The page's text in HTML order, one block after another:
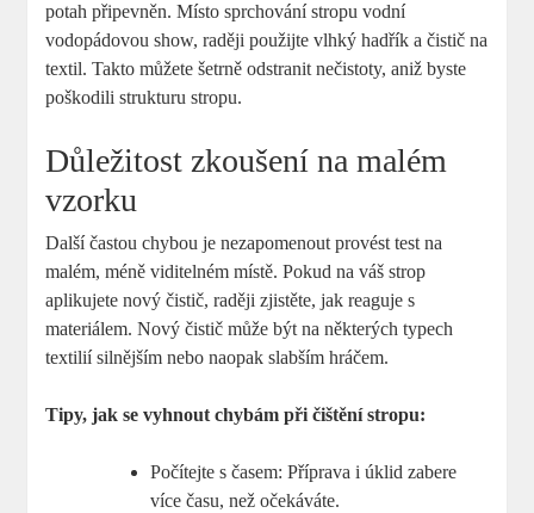
potah připevněn. Místo sprchování stropu vodní
vodopádovou show, raději použijte vlhký hadřík a čistič na
textil. Takto můžete šetrně odstranit nečistoty, aniž byste
poškodili strukturu stropu.
Důležitost zkoušení na malém
vzorku
Další častou chybou je nezapomenout provést test na
malém, méně viditelném místě. Pokud na váš strop
aplikujete nový čistič, raději zjistěte, jak reaguje s
materiálem. Nový čistič může být na některých typech
textilií silnějším nebo naopak slabším hráčem.
Tipy, jak se vyhnout chybám při čištění stropu:
Počítejte s časem: Příprava i úklid zabere
více času, než očekáváte.